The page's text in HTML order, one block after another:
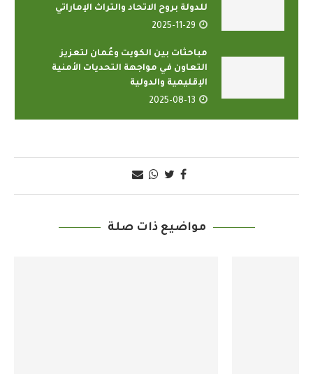
للدولة بروح الاتحاد والتراث الإماراتي
2025-11-29
مباحثات بين الكويت وعُمان لتعزيز
التعاون في مواجهة التحديات الأمنية
الإقليمية والدولية
2025-08-13
مواضيع ذات صلة